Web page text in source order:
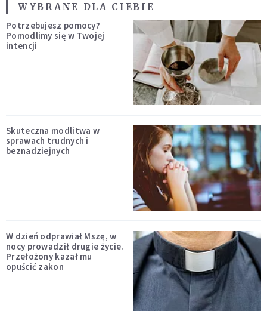
WYBRANE DLA CIEBIE
Potrzebujesz pomocy?
Pomodlimy się w Twojej
intencji
Skuteczna modlitwa w
sprawach trudnych i
beznadziejnych
W dzień odprawiał Mszę, w
nocy prowadził drugie życie.
Przełożony kazał mu
opuścić zakon